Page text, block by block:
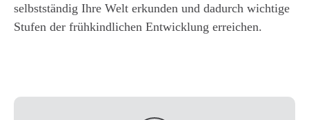
selbstständig Ihre Welt erkunden und dadurch wichtige
Stufen der frühkindlichen Entwicklung erreichen.